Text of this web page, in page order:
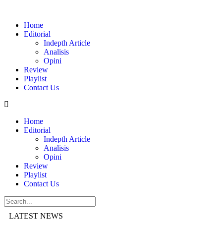
Home
Editorial
Indepth Article
Analisis
Opini
Review
Playlist
Contact Us
Home
Editorial
Indepth Article
Analisis
Opini
Review
Playlist
Contact Us
LATEST NEWS